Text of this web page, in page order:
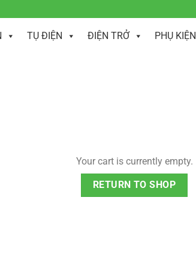
TỤ ĐIỆN ĐIỆN TRỞ PHỤ KIỆN
Your cart is currently empty.
RETURN TO SHOP